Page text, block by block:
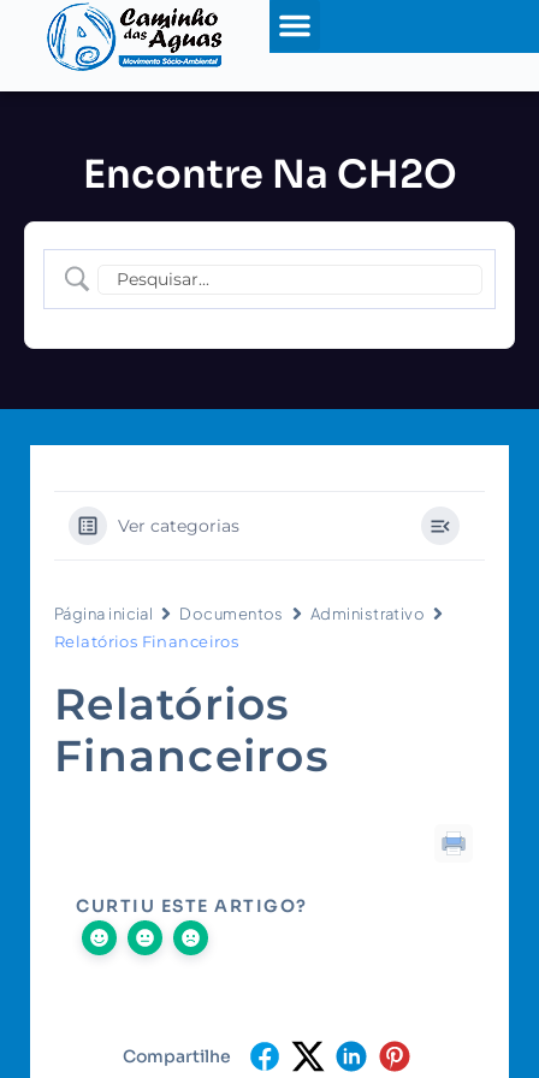
Encontre Na CH2O
Ver categorias
Página inicial Documentos
Administrativo
Relatórios Financeiros
Relatórios
Financeiros
CURTIU ESTE ARTIGO?
Compartilhe